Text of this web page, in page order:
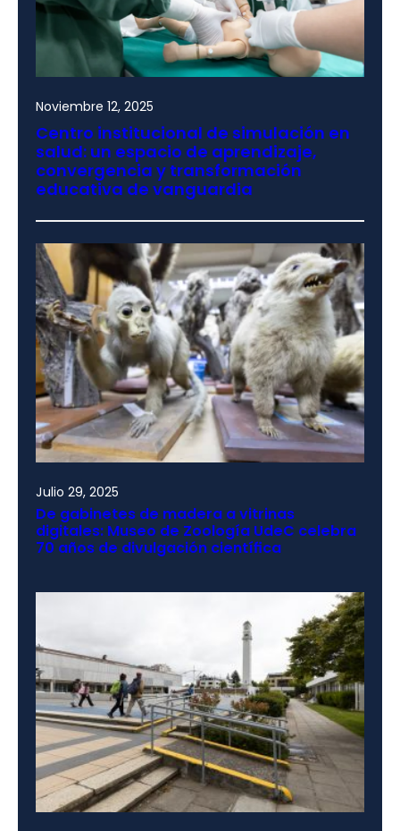
Noviembre 12, 2025
Centro institucional de simulación en
salud: un espacio de aprendizaje,
convergencia y transformación
educativa de vanguardia
Julio 29, 2025
De gabinetes de madera a vitrinas
digitales: Museo de Zoología UdeC celebra
70 años de divulgación científica